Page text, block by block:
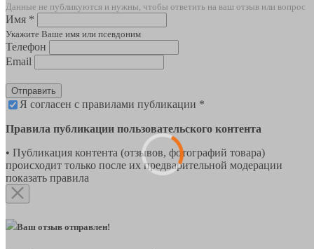
Данные не публикуются и нужны, чтобы ответить на ваш отзыв или вопрос
Имя *
Укажите Ваше имя или псевдоним
Телефон
Email
Отправить
Я согласен с правилами публикации *
Правила публикации пользовательского контента
• Публикация контента (отзывов, фотографий товара)
происходит только после их предварительной модерации
показать правила
Ваш отзыв отправлен!